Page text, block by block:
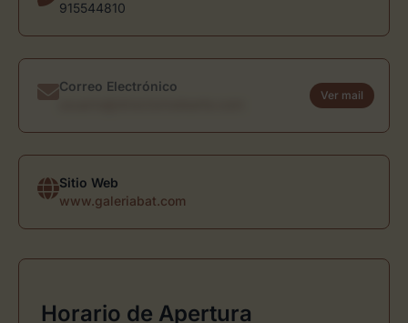
915544810
Correo Electrónico
Ver mail
Sitio Web
www.galeriabat.com
Horario de Apertura